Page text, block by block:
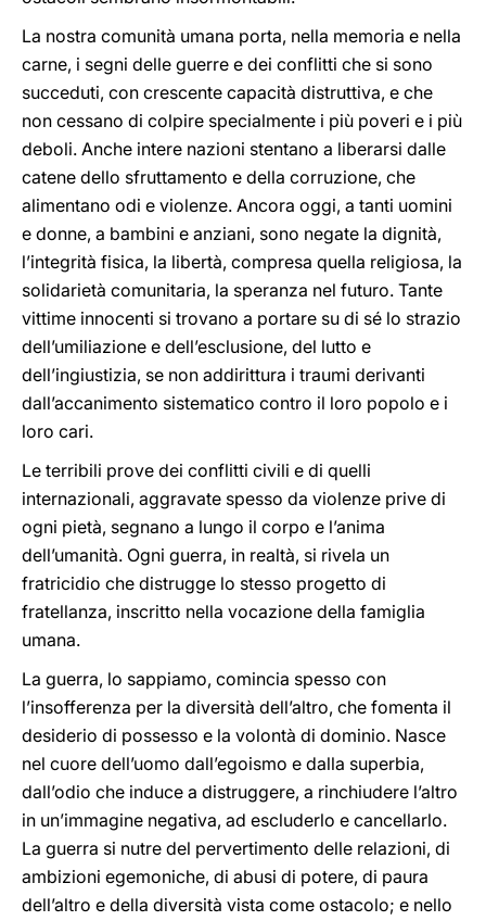
La nostra comunità umana porta, nella memoria e nella
carne, i segni delle guerre e dei conflitti che si sono
succeduti, con crescente capacità distruttiva, e che
non cessano di colpire specialmente i più poveri e i più
deboli. Anche intere nazioni stentano a liberarsi dalle
catene dello sfruttamento e della corruzione, che
alimentano odi e violenze. Ancora oggi, a tanti uomini
e donne, a bambini e anziani, sono negate la dignità,
l’integrità fisica, la libertà, compresa quella religiosa, la
solidarietà comunitaria, la speranza nel futuro. Tante
vittime innocenti si trovano a portare su di sé lo strazio
dell’umiliazione e dell’esclusione, del lutto e
dell’ingiustizia, se non addirittura i traumi derivanti
dall’accanimento sistematico contro il loro popolo e i
loro cari.
Le terribili prove dei conflitti civili e di quelli
internazionali, aggravate spesso da violenze prive di
ogni pietà, segnano a lungo il corpo e l’anima
dell’umanità. Ogni guerra, in realtà, si rivela un
fratricidio che distrugge lo stesso progetto di
fratellanza, inscritto nella vocazione della famiglia
umana.
La guerra, lo sappiamo, comincia spesso con
l’insofferenza per la diversità dell’altro, che fomenta il
desiderio di possesso e la volontà di dominio. Nasce
nel cuore dell’uomo dall’egoismo e dalla superbia,
dall’odio che induce a distruggere, a rinchiudere l’altro
in un’immagine negativa, ad escluderlo e cancellarlo.
La guerra si nutre del pervertimento delle relazioni, di
ambizioni egemoniche, di abusi di potere, di paura
dell’altro e della diversità vista come ostacolo; e nello